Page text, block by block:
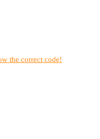
the correct code!